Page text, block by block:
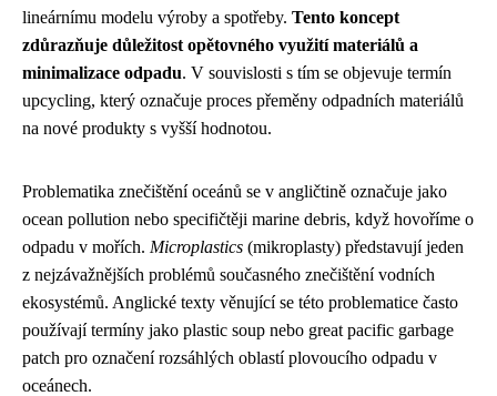
lineárnímu modelu výroby a spotřeby. Tento koncept
zdůrazňuje důležitost opětovného využití materiálů a
minimalizace odpadu. V souvislosti s tím se objevuje termín
upcycling, který označuje proces přeměny odpadních materiálů
na nové produkty s vyšší hodnotou.
Problematika znečištění oceánů se v angličtině označuje jako
ocean pollution nebo specifičtěji marine debris, když hovoříme o
odpadu v mořích. Microplastics (mikroplasty) představují jeden
z nejzávažnějších problémů současného znečištění vodních
ekosystémů. Anglické texty věnující se této problematice často
používají termíny jako plastic soup nebo great pacific garbage
patch pro označení rozsáhlých oblastí plovoucího odpadu v
oceánech.